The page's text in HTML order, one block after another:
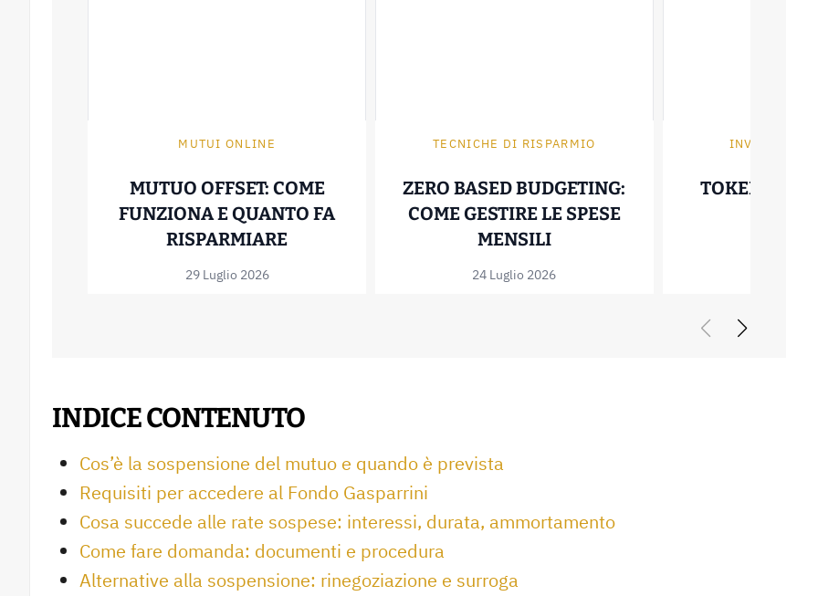
MUTUI ONLINE
MUTUO OFFSET: COME
FUNZIONA E QUANTO FA
RISPARMIAREMUTUO OFFSET: COME FUNZIONA E QUANTO FA
29 Luglio 2026
TECNICHE DI RISPARMIO
ZERO BASED BUDGETING:
COME GESTIRE LE SPESE
MENSILIZERO BASED BUDGETING:
24 Luglio 2026
INVESTIRE IN
INDICE CONTENUTO
Cos’è la sospensione del mutuo e quando è prevista
Requisiti per accedere al Fondo Gasparrini
Cosa succede alle rate sospese: interessi, durata, ammortamento
Come fare domanda: documenti e procedura
Alternative alla sospensione: rinegoziazione e surroga